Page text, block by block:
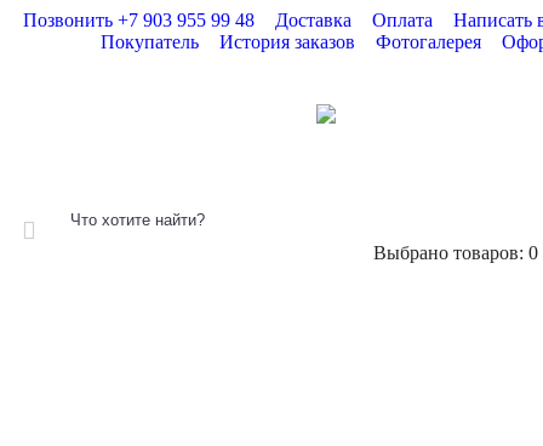
Позвонить +7 903 955 99 48 Доставка Оплата
Написать
Покупатель
История заказов Фотогалерея
Выбрано товаров: 0